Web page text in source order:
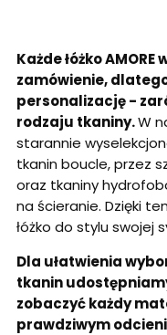
Każde łóżko
zamówienie,
personalizację -
rodzaju tkaniny.W
starannie
tkanin boucle, przez
oraz tkaniny
na ścieranie. Dzięki
łóżko do stylu swojej
Dla ułatwienia
tkanin
zobaczyć każdy
prawdziwym